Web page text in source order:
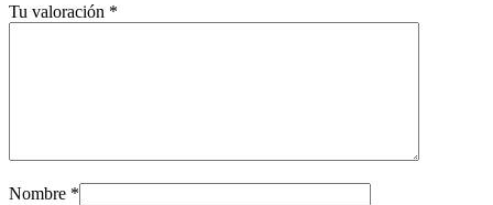
Tu valoración *
Nombre *